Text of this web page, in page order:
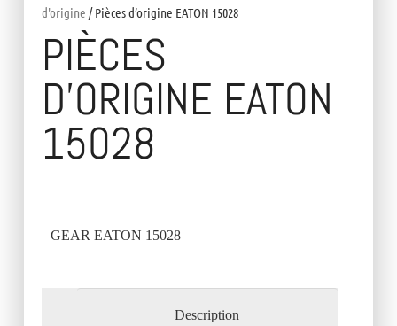
d'origine / Pièces d’origine EATON 15028
PIÈCES
D’ORIGINE EATON
15028
GEAR EATON 15028
Description